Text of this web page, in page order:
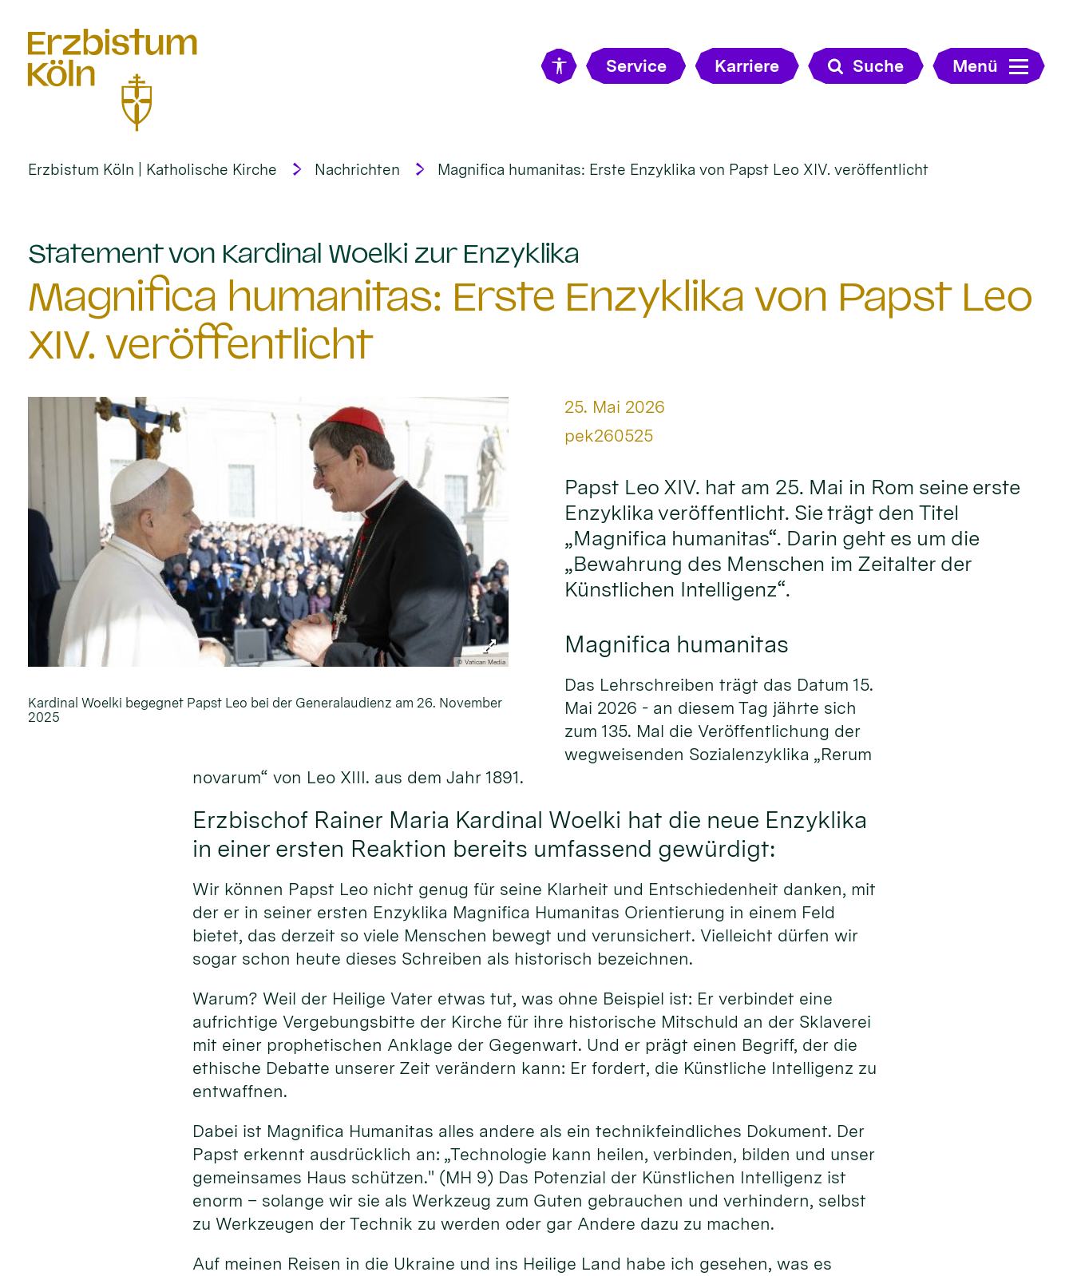
Service Karriere Suche Menü
Erzbistum Köln | Katholische Kirche Nachrichten Magnifica humanitas: Erste Enzyklika von Papst Leo XIV. veröffentlicht
Statement von Kardinal Woelki zur Enzyklika
Magnifica humanitas: Erste Enzyklika von Papst Leo
XIV. veröffentlicht
© Vatican Media
Kardinal Woelki begegnet Papst Leo bei der Generalaudienz am 26. November
2025
Datum:
25. Mai 2026
Von:
pek260525
Papst Leo XIV. hat am 25. Mai in Rom seine erste
Enzyklika veröffentlicht. Sie trägt den Titel
„Magnifica humanitas“. Darin geht es um die
„Bewahrung des Menschen im Zeitalter der
Künstlichen Intelligenz“.
Magnifica humanitas
Das Lehrschreiben trägt das Datum 15.
Mai 2026 - an diesem Tag jährte sich
zum 135. Mal die Veröffentlichung der
wegweisenden Sozialenzyklika „Rerum
novarum“ von Leo XIII. aus dem Jahr 1891.
Erzbischof Rainer Maria Kardinal Woelki hat die neue Enzyklika
in einer ersten Reaktion bereits umfassend gewürdigt:
Wir können Papst Leo nicht genug für seine Klarheit und Entschiedenheit danken, mit
der er in seiner ersten Enzyklika Magnifica Humanitas Orientierung in einem Feld
bietet, das derzeit so viele Menschen bewegt und verunsichert. Vielleicht dürfen wir
sogar schon heute dieses Schreiben als historisch bezeichnen.
Warum? Weil der Heilige Vater etwas tut, was ohne Beispiel ist: Er verbindet eine
aufrichtige Vergebungsbitte der Kirche für ihre historische Mitschuld an der Sklaverei
mit einer prophetischen Anklage der Gegenwart. Und er prägt einen Begriff, der die
ethische Debatte unserer Zeit verändern kann: Er fordert, die Künstliche Intelligenz zu
entwaffnen.
Dabei ist Magnifica Humanitas alles andere als ein technikfeindliches Dokument. Der
Papst erkennt ausdrücklich an: „Technologie kann heilen, verbinden, bilden und unser
gemeinsames Haus schützen." (MH 9) Das Potenzial der Künstlichen Intelligenz ist
enorm – solange wir sie als Werkzeug zum Guten gebrauchen und verhindern, selbst
zu Werkzeugen der Technik zu werden oder gar Andere dazu zu machen.
Auf meinen Reisen in die Ukraine und ins Heilige Land habe ich gesehen, was es